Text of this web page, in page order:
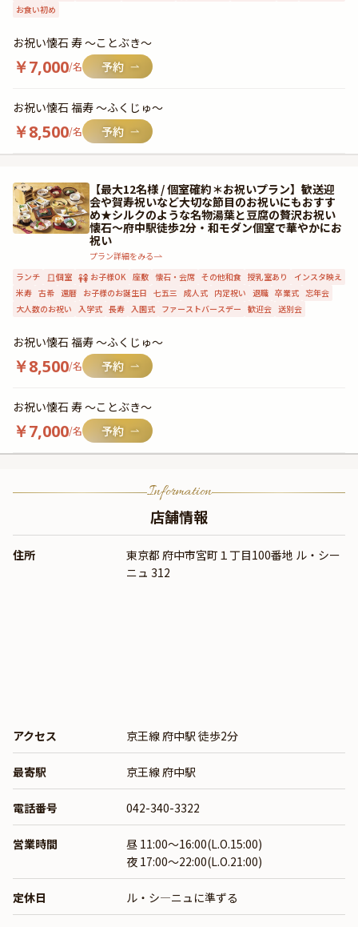
お食い初め
お祝い懐石 寿 〜ことぶき〜
￥7,000/名
お祝い懐石 福寿 〜ふくじゅ〜
￥8,500/名
【最大12名様 / 個室確約＊お祝いプラン】歓送迎
会や賀寿祝いなど大切な節目のお祝いにもおすす
め★シルクのような名物湯葉と豆腐の贅沢お祝い
懐石〜府中駅徒歩2分・和モダン個室で華やかにお
祝い
プラン詳細をみる
ランチ
個室 お子様OK 座敷 懐石・会席 その他和食 授乳室あり
インスタ映え
米寿 古希 還暦 お子様のお誕生日 七五三 成人式 内定祝い 退職 卒業式 忘年会
大人数のお祝い 入学式 長寿 入園式 ファーストバースデー 歓迎会 送別会
お祝い懐石 福寿 〜ふくじゅ〜
￥8,500/名
お祝い懐石 寿 〜ことぶき〜
￥7,000/名
Information
店舗情報
住所
東京都 府中市宮町１丁目100番地 ル・シー
ニュ 312
アクセス 京王線 府中駅 徒歩2分
最寄駅 京王線 府中駅
電話番号 042-340-3322
営業時間
昼 11:00～16:00(L.O.15:00)
夜 17:00～22:00(L.O.21:00)
定休日 ル・シ―ニュに準ずる